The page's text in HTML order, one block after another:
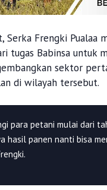
Serka Frengki Pualaa
tugas Babinsa untuk
sektor
di wilayah tersebut.
para petani mulai dari
hasil panen nanti bisa